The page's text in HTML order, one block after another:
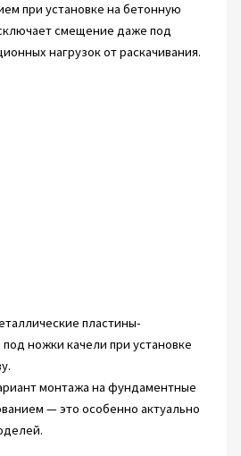
при установке на бетонную
смещение даже под
нагрузок от раскачивания.
пластины-
ножки качели при установке
монтажа на фундаментные
— это особенно актуально